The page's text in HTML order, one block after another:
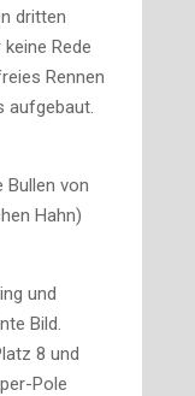
dritten
Rede
Rennen
aufgebaut.
Bullen von
Hahn)
und
Bild.
8 und
Pole